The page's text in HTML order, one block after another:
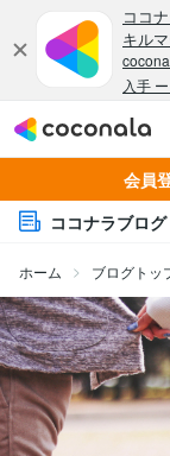
会員
ココナラブログ
ホーム ブログトッ